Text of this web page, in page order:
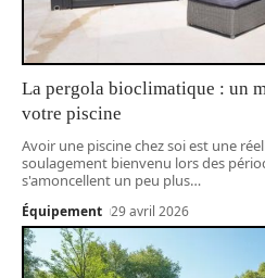
La pergola bioclimatique : un
votre piscine
Avoir une piscine chez soi est une
soulagement bienvenu lors des
s'amoncellent un peu plus…
Équipement 29 avril 2026